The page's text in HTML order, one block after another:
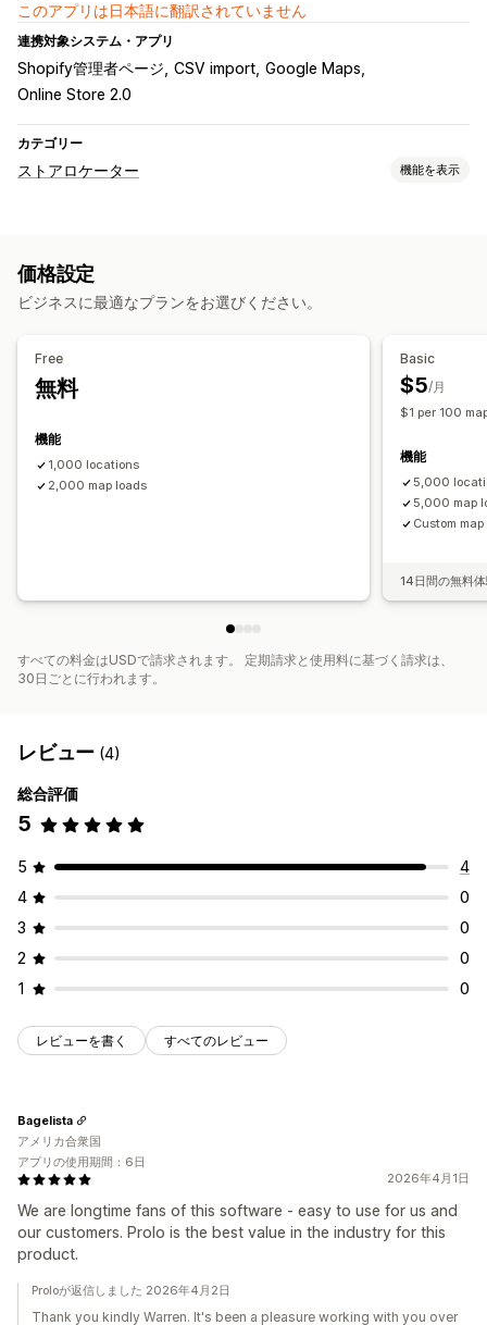
このアプリは日本語に翻訳されていません
連携対象システム・アプリ
Shopify管理者ページ CSV import Google Maps
Online Store 2.0
カテゴリー
ストアロケーター 機能を表示
モバイル対応
価格設定
ビジネスに最適なプランをお選びください。
Free
無料
機能
1,000 locations
2,000 map loads
Basic
$5/月
$1 per 100
機能
5,000
5,000 map
Custom
14日間の無料
すべての料金はUSDで請求されます。 定期請求と使用料に基づく請求は、
30日ごとに行われます。
レビュー (4)
総合評価
5
5
4
4
0
3
0
2
0
1
0
レビューを書く すべてのレビュー
2026年4月1日
We are longtime fans of this software - easy to use for us and
our customers. Prolo is the best value in the industry for this
product.
Bagelista
アメリカ合衆国
アプリの使用期間：6日
Proloが返信しました 2026年4月2日
Thank you kindly Warren. It's been a pleasure working with you over